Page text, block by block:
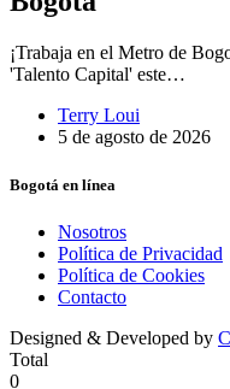
¡Trabaja en el Metro de
'Talento Capital' este…
Terry Loui
5 de agosto de 2026
Bogotá en línea
Nosotros
Política de Privacidad
Política de Cookies
Contacto
Designed & Developed by
Total
0